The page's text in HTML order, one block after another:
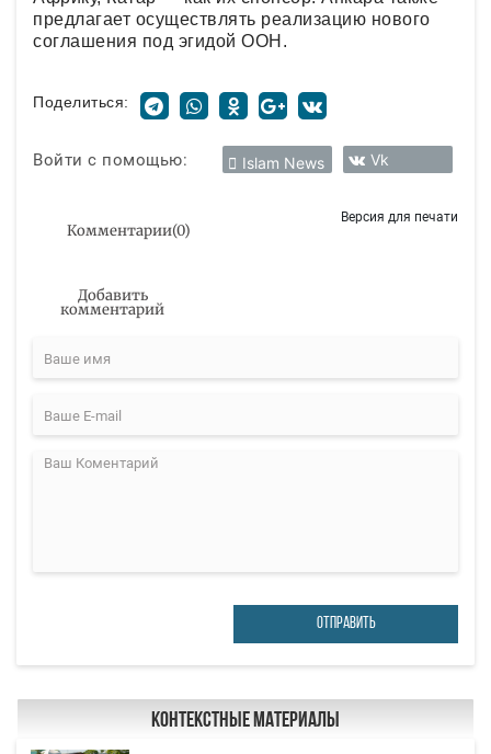
предлагает осуществлять реализацию нового
соглашения под эгидой ООН.
Поделиться:
Войти с помощью: Islam News Vk
Комментарии(0)
Версия для печати
Добавить
комментарий
ОТПРАВИТЬ
Контекстные материалы